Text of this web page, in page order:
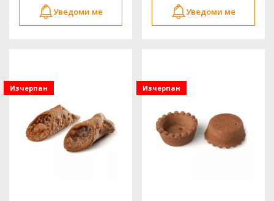
Уведоми ме Уведоми ме
Изчерпан Изчерпан